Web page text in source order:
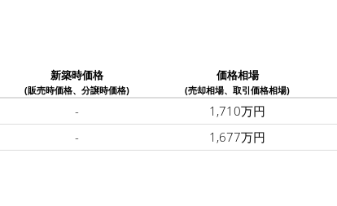
新築時価格
(販売時価格、分譲時価格)
価格相場
(売却相場、取引価格相場)
- 1,710万円
- 1,677万円